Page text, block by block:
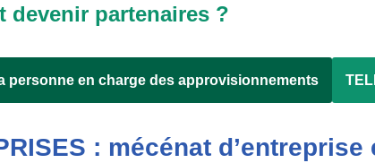
devenir partenaires ?
personne en charge des approvisionnements
: mécénat